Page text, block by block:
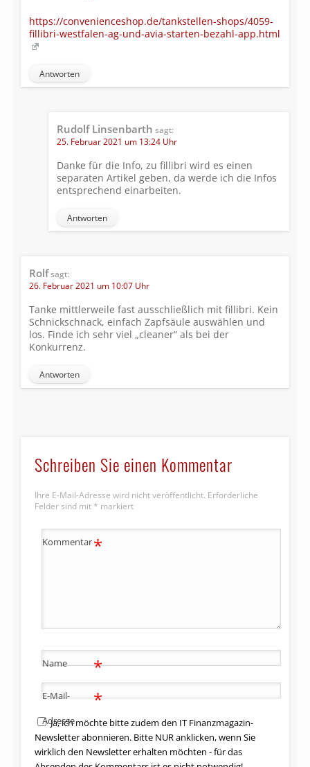
https://convenienceshop.de/tankstellen-shops/4059-
fillibri-westfalen-ag-und-avia-starten-bezahl-app.html
Antworten
Rudolf Linsenbarth sagt:
25. Februar 2021 um 13:24 Uhr
Danke für die Info, zu fillibri wird es einen
separaten Artikel geben, da werde ich die Infos
entsprechend einarbeiten.
Antworten
Rolfsagt:
26. Februar 2021 um 10:07 Uhr
Tanke mittlerweile fast ausschließlich mit fillibri. Kein
Schnickschnack, einfach Zapfsäule auswählen und
los. Finde ich sehr viel „cleaner“ als bei der
Konkurrenz.
Antworten
Schreiben Sie einen Kommentar
Ihre E-Mail-Adresse wird nicht veröffentlicht. Erforderliche
Felder sind mit * markiert
Kommentar*
Name *
E-Mail-
Adresse
*
Ja, ich möchte bitte zudem den IT Finanzmagazin-
Newsletter abonnieren. Bitte NUR anklicken, wenn Sie
wirklich den Newsletter erhalten möchten - für das